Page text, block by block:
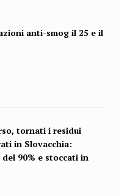
anti-smog il 25 e il
tornati i residui
in Slovacchia:
90% e stoccati in